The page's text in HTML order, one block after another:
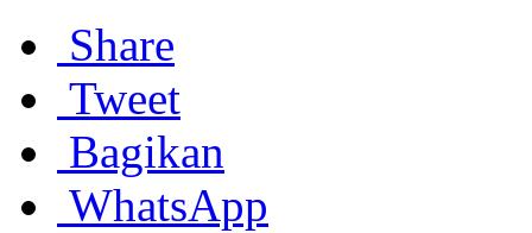
Share
Tweet
Bagikan
WhatsApp